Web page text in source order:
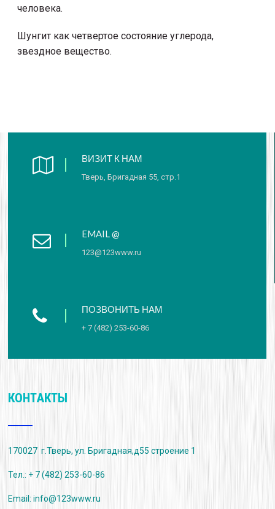
человека.
Шунгит как четвертое состояние углерода,
звездное вещество.
ВИЗИТ К НАМ
Тверь, Бригадная 55, стр.1
EMAIL @
123@123www.ru
ПОЗВОНИТЬ НАМ
+ 7 (482) 253-60-86
КОНТАКТЫ
170027 г.Тверь, ул. Бригадная,д55 строение 1
Тел.: + 7 (482) 253-60-86
Email:info@123www.ru